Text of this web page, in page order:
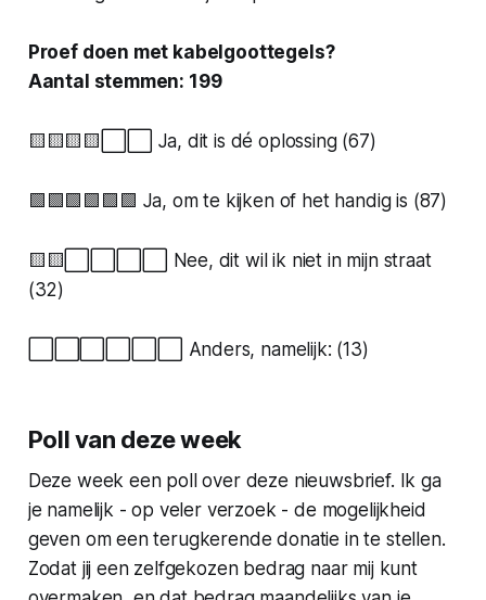
Proef doen met kabelgoottegels?
Aantal stemmen: 199
🟨🟨🟨🟨⬜️⬜️ Ja, dit is dé oplossing (67)
🟩🟩🟩🟩🟩🟩 Ja, om te kijken of het handig is (87)
🟨🟨⬜️⬜️⬜️⬜️ Nee, dit wil ik niet in mijn straat
(32)
⬜️⬜️⬜️⬜️⬜️⬜️ Anders, namelijk: (13)
Poll van deze week
Deze week een poll over deze nieuwsbrief. Ik ga
je namelijk - op veler verzoek - de mogelijkheid
geven om een terugkerende donatie in te stellen.
Zodat jij een zelfgekozen bedrag naar mij kunt